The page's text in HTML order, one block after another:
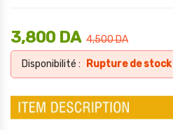
4,500DA
3,800 DA
Disponibilité : Rupture de stock